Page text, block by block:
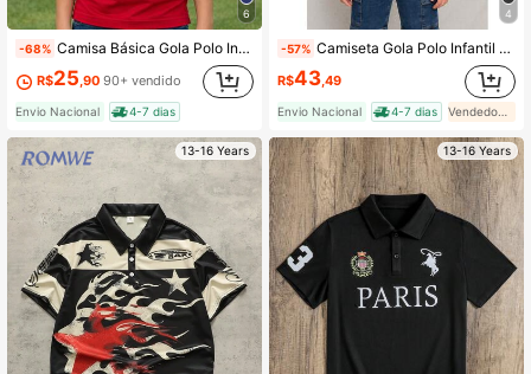
6
-68% Camisa Básica Gola Polo Infantil Juvenil Lançamento Várias Cores Premium Tamanhos Do 2 Ao 14 Anos
R$25,90 90+ vendido
Envio Nacional 4-7 dias
13-16 Years
4
-57% Camiseta Gola Polo Infantil Menino Juvenil Masculino Piquet Algodão - Volta As Aulas
R$43,49
Envio Nacional 4-7 dias
13-16 Years